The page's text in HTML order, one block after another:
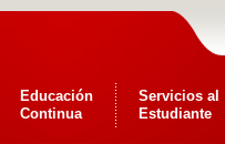
Educación
Continua
Servicios al
Estudiante